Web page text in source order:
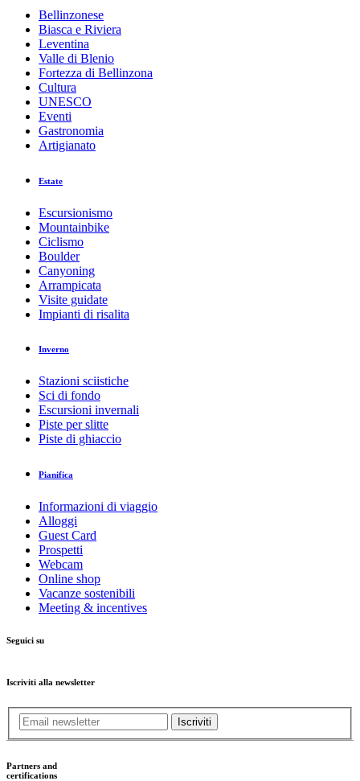
Bellinzonese
Biasca e Riviera
Leventina
Valle di Blenio
Fortezza di Bellinzona
Cultura
UNESCO
Eventi
Gastronomia
Artigianato
Estate
Escursionismo
Mountainbike
Ciclismo
Boulder
Canyoning
Arrampicata
Visite guidate
Impianti di risalita
Inverno
Stazioni sciistiche
Sci di fondo
Escursioni invernali
Piste per slitte
Piste di ghiaccio
Pianifica
Informazioni di viaggio
Alloggi
Guest Card
Prospetti
Webcam
Online shop
Vacanze sostenibili
Meeting & incentives
Seguici su
Iscriviti alla newsletter
Iscriviti
Partners and
certifications